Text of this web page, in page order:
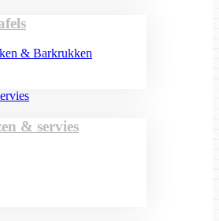
& Barkrukken
& servies